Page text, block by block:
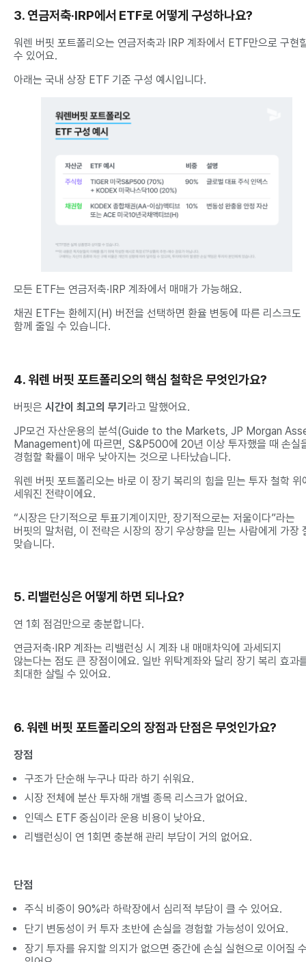
3. 연금저축·IRP에서 ETF로 어떻게 구성하나요?
워렌 버핏 포트폴리오는 연금저축과 IRP 계좌에서 ETF만으로 구현
수 있어요.
아래는 국내 상장 ETF 기준 구성 예시입니다.
모든 ETF는 연금저축·IRP 계좌에서 매매가 가능해요.
채권 ETF는 환헤지(H) 버전을 선택하면 환율 변동에 따른 리스크도
함께 줄일 수 있습니다.
4. 워렌 버핏 포트폴리오의 핵심 철학은 무엇인가요?
버핏은 시간이 최고의 무기 라고 말했어요.
JP모건 자산운용의 분석(Guide to the Markets, JP Morgan
Management)에 따르면, S&P500에 20년 이상 투자했을 때 손실
경험할 확률이 매우 낮아지는 것으로 나타났습니다.
워렌 버핏 포트폴리오는 바로 이 장기 복리의 힘을 믿는 투자 철학 위
세워진 전략이에요.
“시장은 단기적으로 투표기계이지만, 장기적으로는 저울이다”라는
버핏의 말처럼, 이 전략은 시장의 장기 우상향을 믿는 사람에게 가장
맞습니다.
5. 리밸런싱은 어떻게 하면 되나요?
연 1회 점검만으로 충분합니다.
연금저축·IRP 계좌는 리밸런싱 시 계좌 내 매매차익에 과세되지
않는다는 점도 큰 장점이에요. 일반 위탁계좌와 달리 장기 복리 효과
최대한 살릴 수 있어요.
6. 워렌 버핏 포트폴리오의 장점과 단점은 무엇인가요?
장점
구조가 단순해 누구나 따라 하기 쉬워요.
시장 전체에 분산 투자해 개별 종목 리스크가 없어요.
인덱스 ETF 중심이라 운용 비용이 낮아요.
리밸런싱이 연 1회면 충분해 관리 부담이 거의 없어요.
단점
주식 비중이 90%라 하락장에서 심리적 부담이 클 수 있어요.
단기 변동성이 커 투자 초반에 손실을 경험할 가능성이 있어요.
장기 투자를 유지할 의지가 없으면 중간에 손실 실현으로 이어질